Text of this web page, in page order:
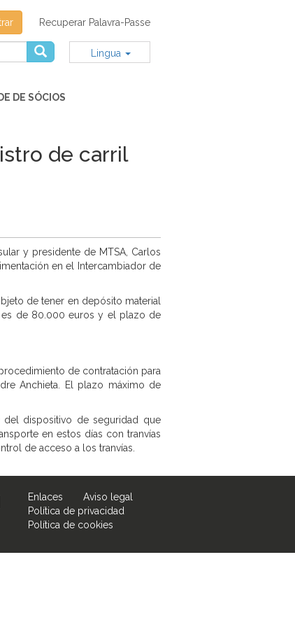
Recuperar Palavra-Passe
Lingua
DE SÓCIOS
de carril
y presidente de MTSA, Carlos
en el Intercambiador de
de tener en depósito material
es de 80.000 euros y el plazo de
de contratación para
Anchieta. El plazo máximo de
dispositivo de seguridad que
en estos días con tranvías
de acceso a los tranvías.
Enlaces
Aviso legal
Política de privacidad
Política de cookies